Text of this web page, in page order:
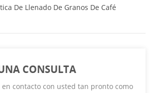
De Llenado De Granos De Café
CONSULTA
en contacto con usted tan pronto como